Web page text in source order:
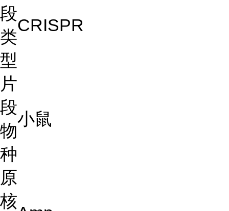
段
类
型
CRISPR
片
段
物
种
小鼠
原
核